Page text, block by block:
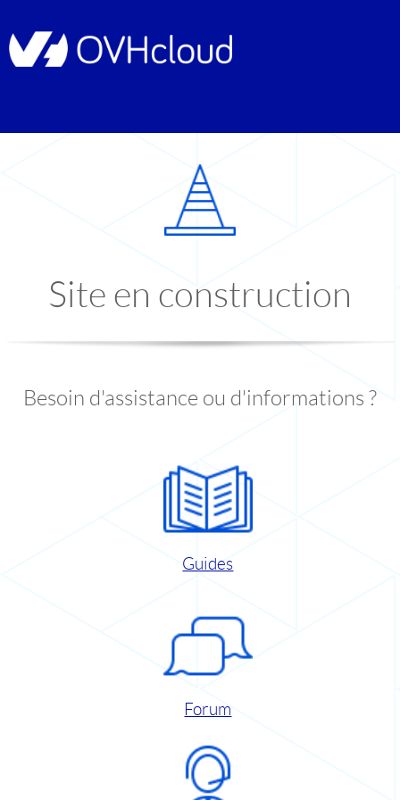
Site en construction
Besoin d'assistance ou d'informations ?
Guides
Forum